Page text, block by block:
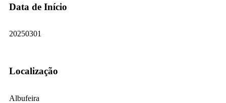
Data de Início
20250301
Localização
Albufeira